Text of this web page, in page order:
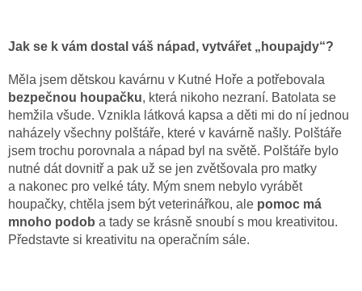
Jak se k vám dostal váš nápad, vytvářet „houpajdy“?
Měla jsem dětskou kavárnu v Kutné Hoře a potřebovala
bezpečnou houpačku, která nikoho nezraní. Batolata se
hemžila všude. Vznikla látková kapsa a děti mi do ní jednou
naházely všechny polštáře, které v kavárně našly. Polštáře
jsem trochu porovnala a nápad byl na světě. Polštáře bylo
nutné dát dovnitř a pak už se jen zvětšovala pro matky
a nakonec pro velké táty. Mým snem nebylo vyrábět
houpačky, chtěla jsem být veterinářkou, ale pomoc má
mnoho podob a tady se krásně snoubí s mou kreativitou.
Představte si kreativitu na operačním sále.